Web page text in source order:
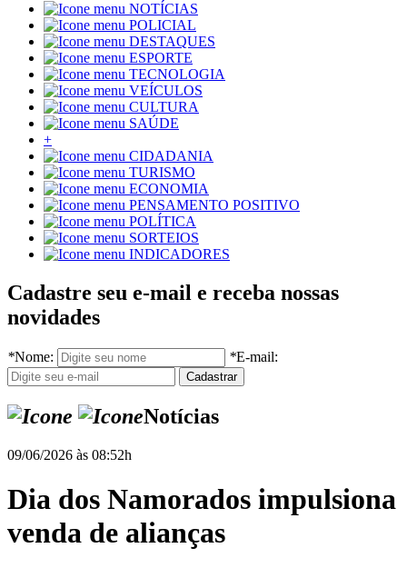
NOTÍCIAS
POLICIAL
DESTAQUES
ESPORTE
TECNOLOGIA
VEÍCULOS
CULTURA
SAÚDE
+
CIDADANIA
TURISMO
ECONOMIA
PENSAMENTO POSITIVO
POLÍTICA
SORTEIOS
INDICADORES
Cadastre seu e-mail e receba nossas
novidades
*Nome: *E-mail:
Notícias
09/06/2026 às 08:52h
Dia dos Namorados impulsiona
venda de alianças